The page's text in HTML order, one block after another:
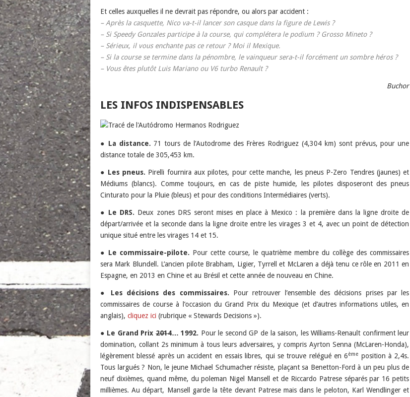
Et celles auxquelles il ne devrait pas répondre, ou alors par accident :
– Après la casquette, Nico va-t-il lancer son casque dans la figure de Lewis ?
– Si Speedy Gonzales participe à la course, qui complétera le podium ? Grosso Mineto ?
– Sérieux, il vous enchante pas ce retour ? Moi il Mexique.
– Si la course se termine dans la pénombre, le vainqueur sera-t-il forcément un sombre héros ?
– Vous êtes plutôt Luis Mariano ou V6 turbo Renault ?
Buchor
LES INFOS INDISPENSABLES
● La distance. 71 tours de l’Autodrome des Frères Rodriguez (4,304 km) sont prévus, pour une
distance totale de 305,453 km.
● Les pneus. Pirelli fournira aux pilotes, pour cette manche, les pneus P-Zero Tendres (jaunes) et
Médiums (blancs). Comme toujours, en cas de piste humide, les pilotes disposeront des pneus
Cinturato pour la Pluie (bleus) et pour des conditions Intermédiaires (verts).
● Le DRS. Deux zones DRS seront mises en place à Mexico : la première dans la ligne droite de
départ/arrivée et la seconde dans la ligne droite entre les virages 3 et 4, avec un point de détection
unique situé entre les virages 14 et 15.
● Le commissaire-pilote. Pour cette course, le quatrième membre du collège des commissaires
sera Mark Blundell. L’ancien pilote Brabham, Ligier, Tyrrell et McLaren a déjà tenu ce rôle en 2011 en
Espagne, en 2013 en Chine et au Brésil et cette année de nouveau en Chine.
● Les décisions des commissaires. Pour retrouver l’ensemble des décisions prises par les
commissaires de course à l’occasion du Grand Prix du Mexique (et d’autres informations utiles, en
anglais), cliquez ici (rubrique « Stewards Decisions »).
● Le Grand Prix2014… 1992. Pour le second GP de la saison, les Williams-Renault confirment leur
domination, collant 2s minimum à tous leurs adversaires, y compris Ayrton Senna (McLaren-Honda),
légèrement blessé après un accident en essais libres, qui se trouve relégué en 6ème position à 2,4s.
Tous largués ? Non, le jeune Michael Schumacher résiste, plaçant sa Benetton-Ford à un peu plus de
neuf dixièmes, quand même, du poleman Nigel Mansell et de Riccardo Patrese séparés par 16 petits
millièmes. Au départ, Mansell garde la tête devant Patrese mais dans le peloton, Karl Wendlinger et